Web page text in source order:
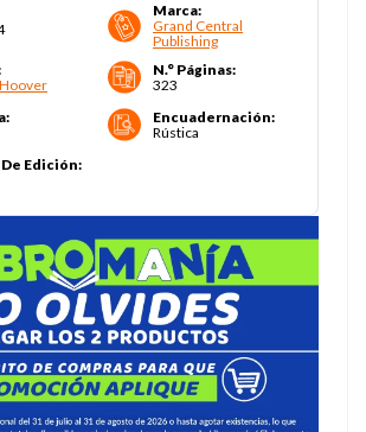
Marca:
Grand Central
Publishing
N.° Páginas:
323
:
Encuadernación:
Rústica
Edición: